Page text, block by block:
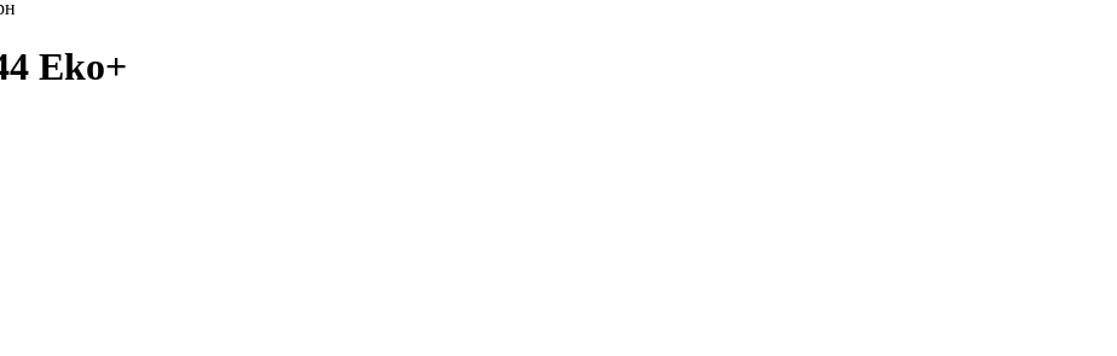
Eko+